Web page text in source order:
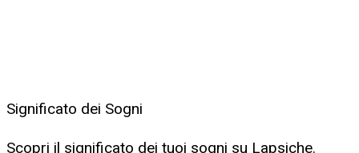
Significato dei Sogni
Scopri il significato dei tuoi sogni su Lapsiche.